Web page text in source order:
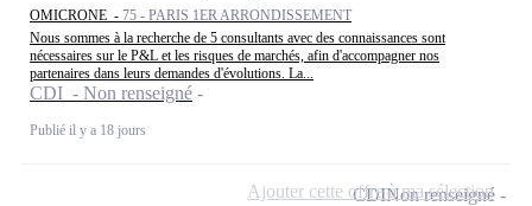
OMICRONE - 75 - PARIS 1ER ARRONDISSEMENT
Nous sommes à la recherche de 5 consultants avec des connaissances sont
nécessaires sur le P&L et les risques de marchés, afin d'accompagner nos
partenaires dans leurs demandes d'évolutions. La...
CDI - Non renseigné
Publié il y a 18 jours
CDINon renseigné
Ajouter cette offre à ma sélection